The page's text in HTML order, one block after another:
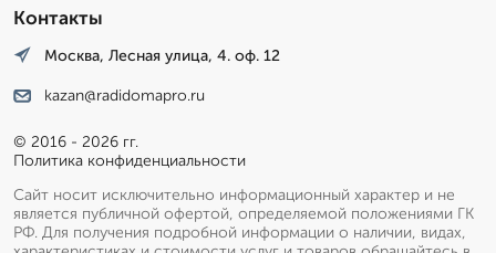
Контакты
Москва, Лесная улица, 4. оф. 12
kazan@radidomapro.ru
© 2016 - 2026 гг.
Политика конфиденциальности
Сайт носит исключительно информационный характер и не
является публичной офертой, определяемой положениями ГК
РФ. Для получения подробной информации о наличии, видах,